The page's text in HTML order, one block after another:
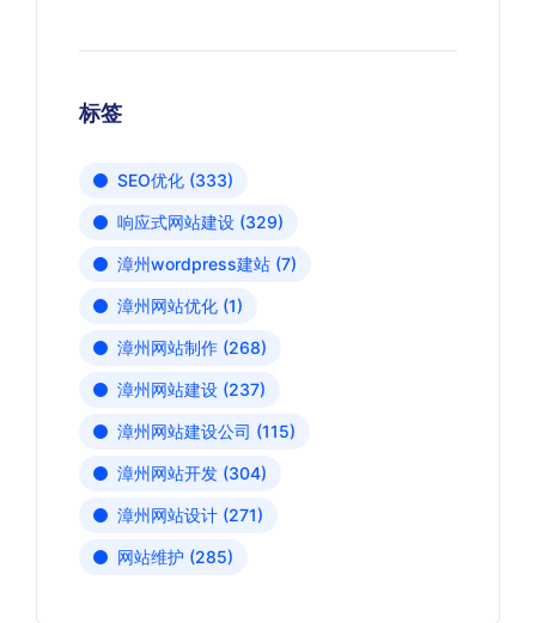
标签
SEO优化 (333)
响应式网站建设 (329)
漳州wordpress建站 (7)
漳州网站优化 (1)
漳州网站制作 (268)
漳州网站建设 (237)
漳州网站建设公司 (115)
漳州网站开发 (304)
漳州网站设计 (271)
网站维护 (285)